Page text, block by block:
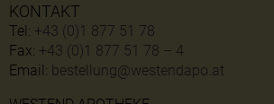
KONTAKT
Tel: +43 (0)1 877 51 78
Fax: +43 (0)1 877 51 78 – 4
Email: bestellung@westendapo.at